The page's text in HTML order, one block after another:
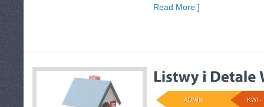
Read More ]
KWI -
ADMIN